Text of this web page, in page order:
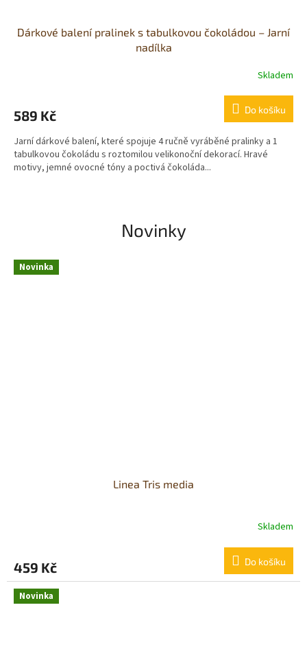
Dárkové balení pralinek s tabulkovou čokoládou – Jarní
nadílka
Skladem
589 Kč Do košíku
Jarní dárkové balení, které spojuje 4 ručně vyráběné pralinky a 1
tabulkovou čokoládu s roztomilou velikonoční dekorací. Hravé
motivy, jemné ovocné tóny a poctivá čokoláda...
Novinky
Novinka
Linea Tris media
Skladem
459 Kč Do košíku
Novinka